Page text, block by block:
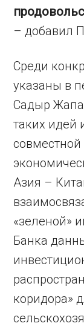
– добавил
Среди
указаны в
Садыр
таких идей
совместной
Азия –
«зеленой»
Банка
коридора»